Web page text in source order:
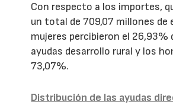
Con respecto a los importes,
un total de 709,07 millones de
mujeres percibieron el 26,93%
ayudas desarrollo rural y los
73,07%.
Distribución de las ayudas